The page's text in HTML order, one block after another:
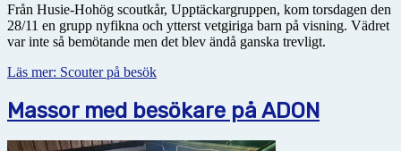
Från Husie-Hohög scoutkår, Upptäckargruppen, kom torsdagen den
28/11 en grupp nyfikna och ytterst vetgiriga barn på visning. Vädret
var inte så bemötande men det blev ändå ganska trevligt.
Läs mer: Scouter på besök
Massor med besökare på ADON